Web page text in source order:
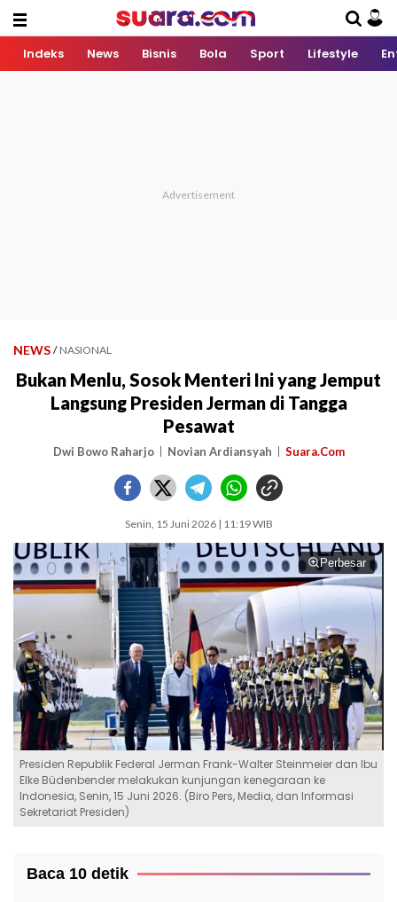
Indeks News Bisnis Bola Sport Lifestyle
NEWS / NASIONAL
Bukan Menlu, Sosok Menteri Ini yang Jemput
Langsung Presiden Jerman di Tangga
Pesawat
Dwi Bowo Raharjo Novian Ardiansyah Suara.Com
Senin, 15 Juni 2026 | 11:19 WIB
Perbesar
Presiden Republik Federal Jerman Frank-Walter Steinmeier dan Ibu
Elke Büdenbender melakukan kunjungan kenegaraan ke
Indonesia, Senin, 15 Juni 2026. (Biro Pers, Media, dan Informasi
Sekretariat Presiden)
Baca 10 detik